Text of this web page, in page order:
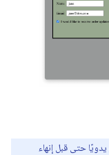
يدويًا حتى قبل إنهاء